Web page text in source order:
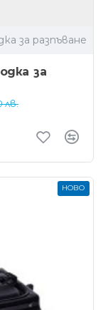
за разпъване
за
лв.
НОВО